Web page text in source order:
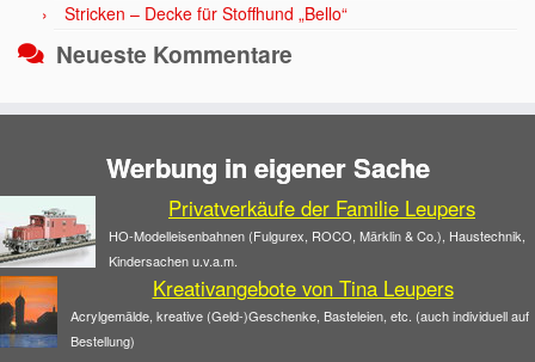
Stricken – Decke für Stoffhund „Bello“
Neueste Kommentare
Werbung in eigener Sache
Privatverkäufe der Familie Leupers
HO-Modelleisenbahnen (Fulgurex, ROCO, Märklin & Co.), Haustechnik,
Kindersachen u.v.a.m.
Kreativangebote von Tina Leupers
Acrylgemälde, kreative (Geld-)Geschenke, Basteleien, etc. (auch individuell auf
Bestellung)